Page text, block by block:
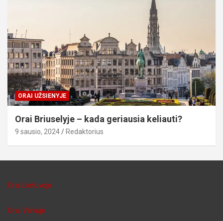
ORAI UŽSIENYJE
Orai Briuselyje – kada geriausia keliauti?
9 sausio, 2024 Redaktorius
Orai Lietuvoje
Orai Vilniuje